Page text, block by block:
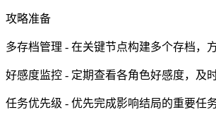
攻略准备
多存档管理 - 在关键节点构建多个存档，
好感度监控 - 定期查看各角色好感度，及
任务优先级 - 优先完成影响结局的重要任